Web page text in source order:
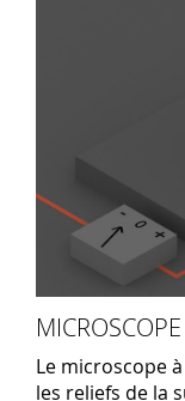
Le microscope
les reliefs de la